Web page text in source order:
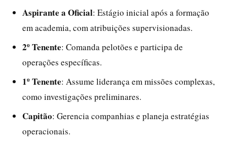
Aspirante a Oficial: Estágio inicial após a formação
em academia, com atribuições supervisionadas.
2º Tenente: Comanda pelotões e participa de
operações específicas.
1º Tenente: Assume liderança em missões complexas,
como investigações preliminares.
Capitão: Gerencia companhias e planeja estratégias
operacionais.